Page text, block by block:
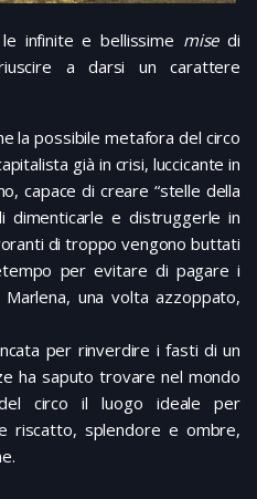
infinite e bellissime misedi
a darsi un carattere
la possibile metafora del circo
già in crisi, luccicante in
capace di creare “stelle della
dimenticarle e distruggerle in
di troppo vengono buttati
per evitare di pagare i
una volta azzoppato,
per rinverdire i fasti di un
ha saputo trovare nel mondo
circo il luogo ideale per
riscatto, splendore e ombre,